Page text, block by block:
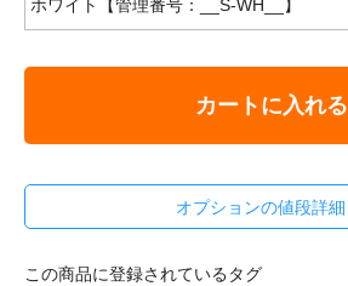
カートに入れる
オプションの値段詳細
この商品に登録されているタグ